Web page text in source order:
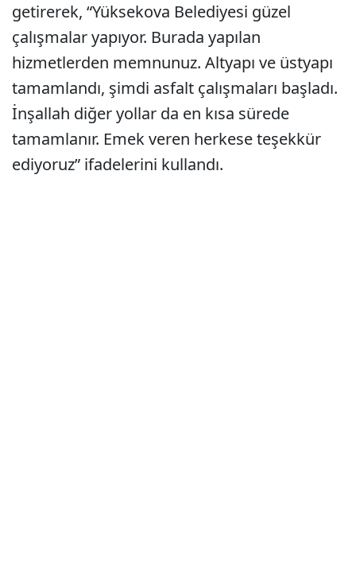
getirerek, “Yüksekova Belediyesi güzel
çalışmalar yapıyor. Burada yapılan
hizmetlerden memnunuz. Altyapı ve üstyapı
tamamlandı, şimdi asfalt çalışmaları başladı.
İnşallah diğer yollar da en kısa sürede
tamamlanır. Emek veren herkese teşekkür
ediyoruz” ifadelerini kullandı.